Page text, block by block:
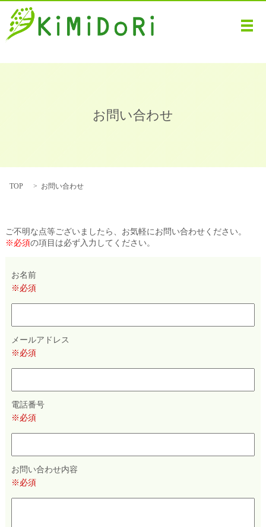
メ
お問い合わせ
TOP お問い合わせ
ご不明な点等ございましたら、お気軽にお問い合わせください。
※必須の項目は必ず入力してください。
お名前
※必須
メールアドレス
※必須
電話番号
※必須
お問い合わせ内容
※必須